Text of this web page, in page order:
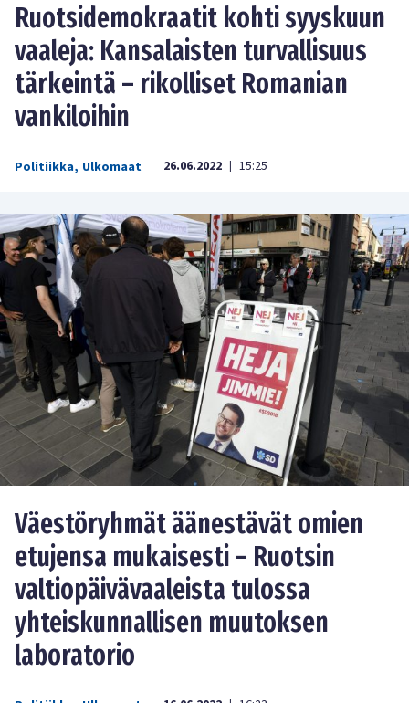
Ruotsidemokraatit kohti syyskuun
vaaleja: Kansalaisten turvallisuus
tärkeintä – rikolliset Romanian
vankiloihin
Politiikka, Ulkomaat 26.06.2022 | 15:25
Väestöryhmät äänestävät omien
etujensa mukaisesti – Ruotsin
valtiopäivävaaleista tulossa
yhteiskunnallisen muutoksen
laboratorio